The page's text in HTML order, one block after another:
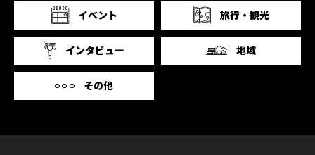
イベント 旅行・観光
インタビュー 地域
その他